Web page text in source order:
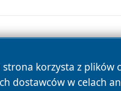
strona korzysta z plików
dostawców w celach